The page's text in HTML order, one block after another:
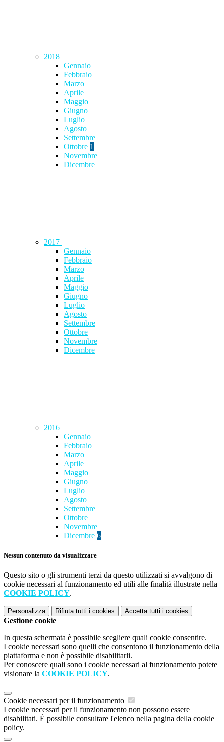
2018
Gennaio
Febbraio
Marzo
Aprile
Maggio
Giugno
Luglio
Agosto
Settembre
Ottobre 1
Novembre
Dicembre
2017
Gennaio
Febbraio
Marzo
Aprile
Maggio
Giugno
Luglio
Agosto
Settembre
Ottobre
Novembre
Dicembre
2016
Gennaio
Febbraio
Marzo
Aprile
Maggio
Giugno
Luglio
Agosto
Settembre
Ottobre
Novembre
Dicembre 6
Nessun contenuto da visualizzare
Questo sito o gli strumenti terzi da questo utilizzati si avvalgono di
cookie necessari al funzionamento ed utili alle finalità illustrate nella
COOKIE POLICY.
Personalizza Rifiuta tutti i cookies Accetta tutti i cookies
Gestione cookie
In questa schermata è possibile scegliere quali cookie consentire.
I cookie necessari sono quelli che consentono il funzionamento della
piattaforma e non è possibile disabilitarli.
Per conoscere quali sono i cookie necessari al funzionamento potete
visionare la COOKIE POLICY.
Cookie necessari per il funzionamento
I cookie necessari per il funzionamento non possono essere
disabilitati. È possibile consultare l'elenco nella pagina della cookie
policy.